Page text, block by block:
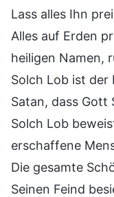
Lass alles Ihn
Alles auf Erden
heiligen Namen,
Solch Lob ist der
Satan, dass Gott
Solch Lob
erschaffene
Die gesamte
Seinen Feind